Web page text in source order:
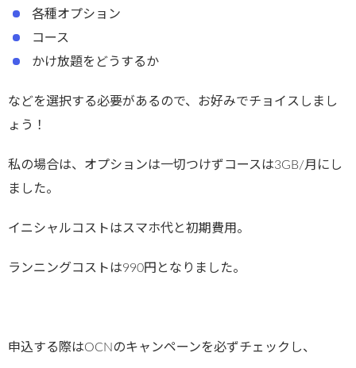
各種オプション
コース
かけ放題をどうするか
などを選択する必要があるので、お好みでチョイスしまし
ょう！
私の場合は、オプションは一切つけずコースは3GB/月にし
ました。
イニシャルコストはスマホ代と初期費用。
ランニングコストは990円となりました。
申込する際はOCNのキャンペーンを必ずチェックし、